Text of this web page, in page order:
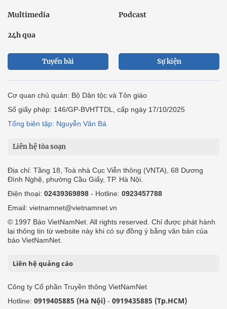
Multimedia Podcast
24h qua
Tuyến bài Sự kiện
Cơ quan chủ quản: Bộ Dân tộc và Tôn giáo
Số giấy phép: 146/GP-BVHTTDL, cấp ngày 17/10/2025
Tổng biên tập: Nguyễn Văn Bá
Liên hệ tòa soạn
Địa chỉ: Tầng 18, Toà nhà Cục Viễn thông (VNTA), 68 Dương
Đình Nghệ, phường Cầu Giấy, TP. Hà Nội.
Điện thoại: 02439369898 - Hotline: 0923457788
Email: vietnamnet@vietnamnet.vn
© 1997 Báo VietNamNet. All rights reserved. Chỉ được phát hành
lại thông tin từ website này khi có sự đồng ý bằng văn bản của
báo VietNamNet.
Liên hệ quảng cáo
Công ty Cổ phần Truyền thông VietNamNet
Hotline: 0919405885 (Hà Nội) - 0919435885 (Tp.HCM)